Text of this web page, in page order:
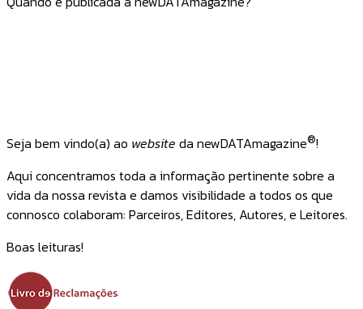
Seja bem vindo(a) ao website da newDATAmagazine®!
Aqui concentramos toda a informação pertinente sobre a
vida da nossa revista e damos visibilidade a todos os que
connosco colaboram: Parceiros, Editores, Autores, e Leitores.
Boas leituras!